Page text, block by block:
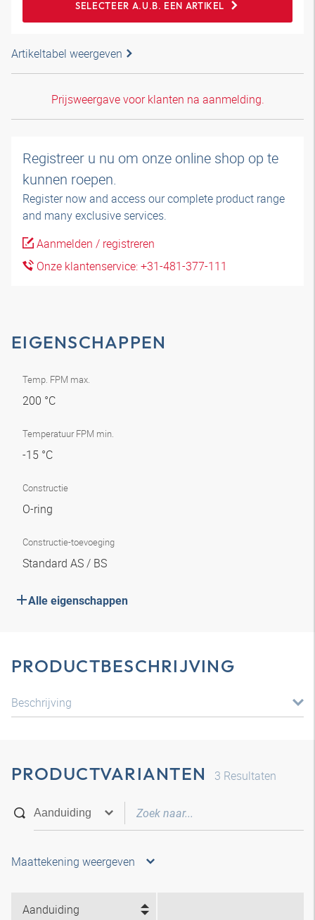
SELECTEER A.U.B. EEN ARTIKEL
Artikeltabel weergeven
Prijsweergave voor klanten na aanmelding.
Registreer u nu om onze online shop op te
kunnen roepen.
Register now and access our complete product range
and many exclusive services.
Aanmelden / registreren
Onze klantenservice: +31-481-377-111
EIGENSCHAPPEN
Temp. FPM max.
200 °C
Temperatuur FPM min.
-15 °C
Constructie
O-ring
Constructie-toevoeging
Standard AS / BS
Alle eigenschappen
PRODUCTBESCHRIJVING
Beschrijving
PRODUCTVARIANTEN 3 Resultaten
Maattekening weergeven
Aanduiding